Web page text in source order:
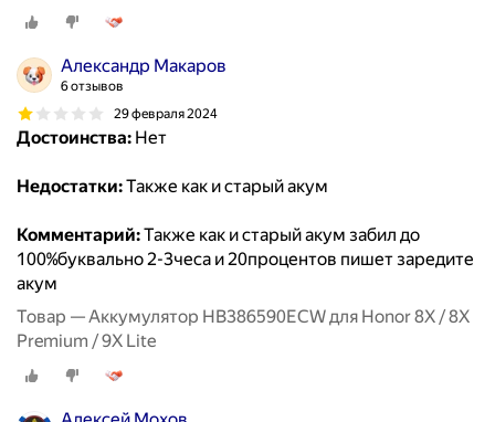
Александр Макаров
6 отзывов
29 февраля 2024
Достоинства: Нет
Недостатки:Также как и старый акум
Комментарий:Также как и старый акум забил до
100%буквально 2-3чеса и 20процентов пишет заредите
акум
Товар — Аккумулятор HB386590ECW для Honor 8X / 8X
Premium / 9X Lite